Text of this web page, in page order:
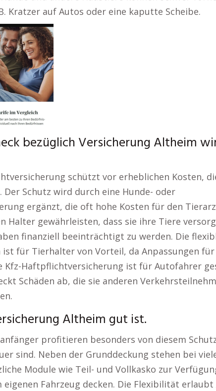
Kratzer auf Autos oder eine kaputte Scheibe.
bezüglich Versicherung Altheim
schützt vor erheblichen Kosten,
Schutz wird durch eine Hunde- oder
ergänzt, die oft hohe Kosten für den
Halter gewährleisten, dass sie ihre Tiere
finanziell beeinträchtigt zu werden. Die
ist für Tierhalter von Vorteil, da Anpassungen
Kfz-Haftpflichtversicherung ist für Autofahrer
Schäden ab, die sie anderen
Altheim gut ist.
profitieren besonders von diesem
sind. Neben der Grunddeckung stehen bei
Module wie Teil- und Vollkasko zur
eigenen Fahrzeug decken. Die Flexibilität